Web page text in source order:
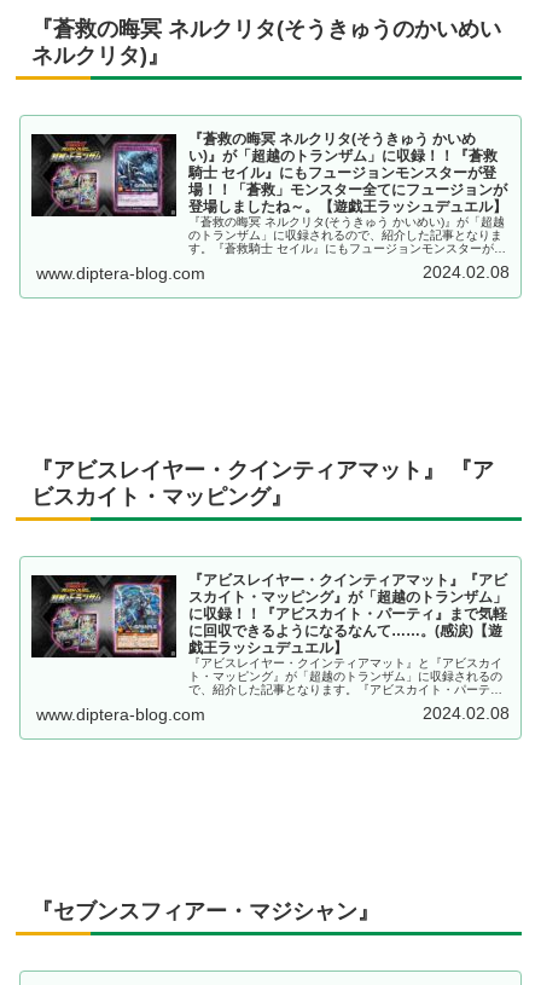
『蒼救の晦冥 ネルクリタ(そうきゅうのかいめい
ネルクリタ)』
『蒼救の晦冥 ネルクリタ(そうきゅう かいめ
い)』が「超越のトランザム」に収録！！『蒼救
騎士 セイル』にもフュージョンモンスターが登
場！！「蒼救」モンスター全てにフュージョンが
登場しましたね～。【遊戯王ラッシュデュエル】
『蒼救の晦冥 ネルクリタ(そうきゅう かいめい)』が「超越
のトランザム」に収録されるので、紹介した記事となりま
す。『蒼救騎士 セイル』にもフュージョンモンスターが登
したね～。【遊戯王ラッシュデュエル】
www.diptera-blog.com 2024.02.08
『アビスレイヤー・クインティアマット』 『ア
ビスカイト・マッピング』
『アビスレイヤー・クインティアマット』『アビ
スカイト・マッピング』が「超越のトランザム」
に収録！！『アビスカイト・パーティ』まで気軽
に回収できるようになるなんて……。(感涙)【遊
戯王ラッシュデュエル】
『アビスレイヤー・クインティアマット』と『アビスカイ
ト・マッピング』が「超越のトランザム」に収録されるの
で、紹介した記事となります。『アビスカイト・パーテ
【遊戯王ラッシュデュエル】
www.diptera-blog.com 2024.02.08
『セブンスフィアー・マジシャン』